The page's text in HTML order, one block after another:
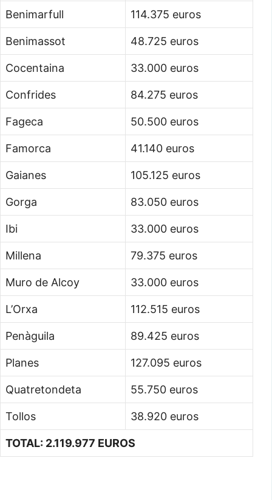
Benimarfull 114.375 euros
Benimassot 48.725 euros
Cocentaina 33.000 euros
Confrides 84.275 euros
Fageca 50.500 euros
Famorca 41.140 euros
Gaianes 105.125 euros
Gorga 83.050 euros
Ibi 33.000 euros
Millena 79.375 euros
Muro de Alcoy 33.000 euros
L’Orxa 112.515 euros
Penàguila 89.425 euros
Planes 127.095 euros
Quatretondeta 55.750 euros
Tollos 38.920 euros
TOTAL: 2.119.977 EUROS